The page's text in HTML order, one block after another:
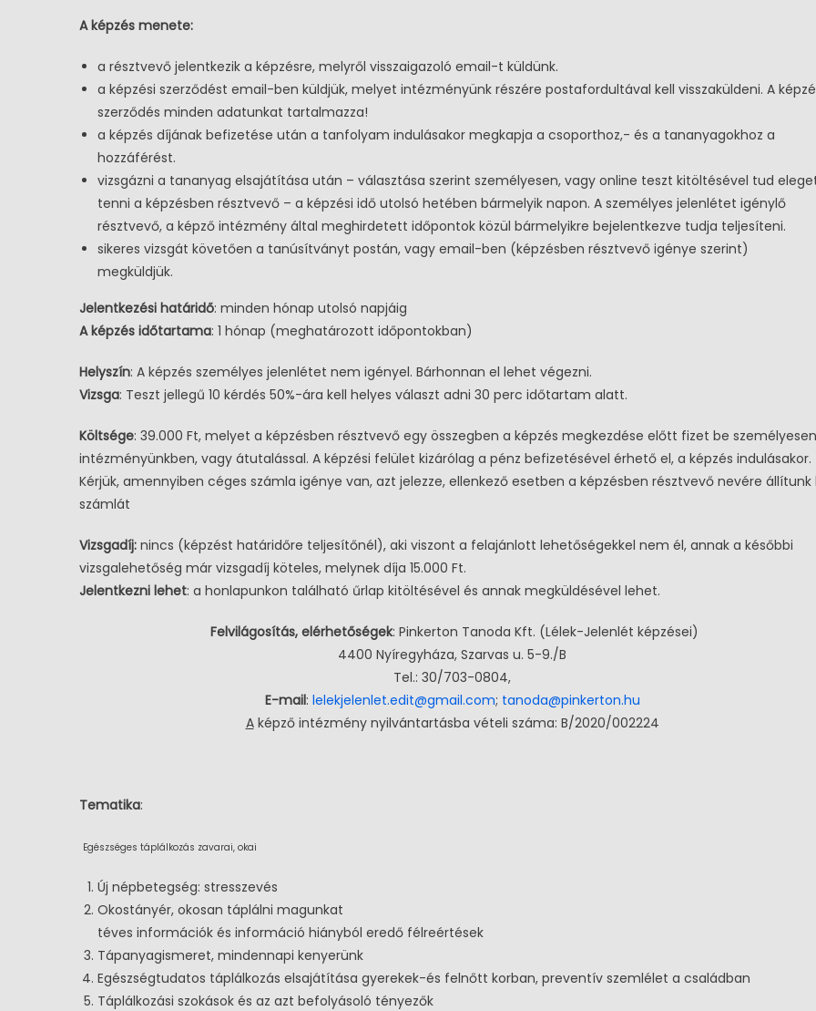
A képzés menete:
a résztvevő jelentkezik a képzésre, melyről visszaigazoló email-t küldünk.
a képzési szerződést email-ben küldjük, melyet intézményünk részére postafordultával kell visszaküldeni. A
szerződés minden adatunkat tartalmazza!
a képzés díjának befizetése után a tanfolyam indulásakor megkapja a csoporthoz,- és a tananyagokhoz a
hozzáférést.
vizsgázni a tananyag elsajátítása után – választása szerint személyesen, vagy online teszt kitöltésével tud
tenni a képzésben résztvevő – a képzési idő utolsó hetében bármelyik napon. A személyes jelenlétet igénylő
résztvevő, a képző intézmény által meghirdetett időpontok közül bármelyikre bejelentkezve tudja teljesíteni.
sikeres vizsgát követően a tanúsítványt postán, vagy email-ben (képzésben résztvevő igénye szerint)
megküldjük.
Jelentkezési határidő: minden hónap utolsó napjáig
A képzés időtartama: 1 hónap (meghatározott időpontokban)
Helyszín: A képzés személyes jelenlétet nem igényel. Bárhonnan el lehet végezni.
Vizsga: Teszt jellegű 10 kérdés 50%-ára kell helyes választ adni 30 perc időtartam alatt.
Költsége: 39.000 Ft, melyet a képzésben résztvevő egy összegben a képzés megkezdése előtt fizet be személyesen
intézményünkben, vagy átutalással. A képzési felület kizárólag a pénz befizetésével érhető el, a képzés indulásakor.
Kérjük, amennyiben céges számla igénye van, azt jelezze, ellenkező esetben a képzésben résztvevő nevére állítunk
számlát
Vizsgadíj: nincs (képzést határidőre teljesítőnél), aki viszont a felajánlott lehetőségekkel nem él, annak a későbbi
vizsgalehetőség már vizsgadíj köteles, melynek díja 15.000 Ft.
Jelentkezni lehet: a honlapunkon található űrlap kitöltésével és annak megküldésével lehet.
Felvilágosítás, elérhetőségek: Pinkerton Tanoda Kft. (Lélek-Jelenlét képzései)
4400 Nyíregyháza, Szarvas u. 5-9./B
Tel.: 30/703-0804,
E-mail: lelekjelenlet.edit@gmail.com; tanoda@pinkerton.hu
Aképző intézmény nyilvántartásba vételi száma: B/2020/002224
Tematika:
Egészséges táplálkozás zavarai, okai
Új népbetegség: stresszevés
Okostányér, okosan táplálni magunkat
téves információk és információ hiányból eredő félreértések
Tápanyagismeret, mindennapi kenyerünk
Egészségtudatos táplálkozás elsajátítása gyerekek-és felnőtt korban, preventív szemlélet a családban
Táplálkozási szokások és az azt befolyásoló tényezők